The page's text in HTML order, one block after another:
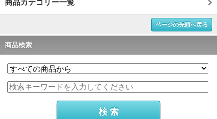
商品カテゴリー一覧
ページの先頭へ戻る
商品検索